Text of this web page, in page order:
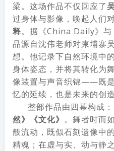
梁。这场作品不仅回应了
过身体与影像，唤起人们
释。据 《China Daily》 与
品源自沈伟老师对柬埔寨
想。他记录下自然环境中
身体姿态，并将其转化为
像装置与声音织锦——既
忆的延续，也是未来的创造
整部作品由四幕构成：
然》《文化》 。舞者时而
般流动，既似石刻遗像中
精魂；在虚与实、动与静